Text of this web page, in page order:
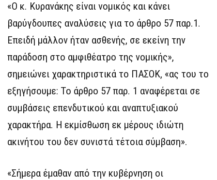
«Ο κ. Κυρανάκης είναι νομικός και κάνει
βαρύγδουπες αναλύσεις για το άρθρο 57 παρ.1.
Επειδή μάλλον ήταν ασθενής, σε εκείνη την
παράδοση στο αμφιθέατρο της νομικής»,
σημειώνει χαρακτηριστικά το ΠΑΣΟΚ, «ας του το
εξηγήσουμε: Το άρθρο 57 παρ. 1 αναφέρεται σε
συμβάσεις επενδυτικού και αναπτυξιακού
χαρακτήρα. Η εκμίσθωση εκ μέρους ιδιώτη
ακινήτου του δεν συνιστά τέτοια σύμβαση».
«Σήμερα έμαθαν από την κυβέρνηση οι